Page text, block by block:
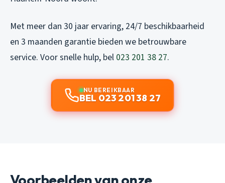
Met meer dan 30 jaar ervaring, 24/7 beschikbaarheid
en 3 maanden garantie bieden we betrouwbare
service. Voor snelle hulp, bel 023 201 38 27.
NU BEREIKBAAR
BEL 023 201 38 27